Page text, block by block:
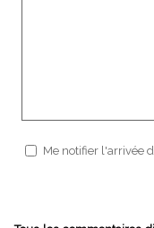
Me notifier l'arrivée